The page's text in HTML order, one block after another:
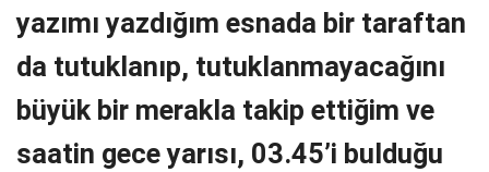
yazımı yazdığım esnada bir taraftan
da tutuklanıp, tutuklanmayacağını
büyük bir merakla takip ettiğim ve
saatin gece yarısı, 03.45’i bulduğu